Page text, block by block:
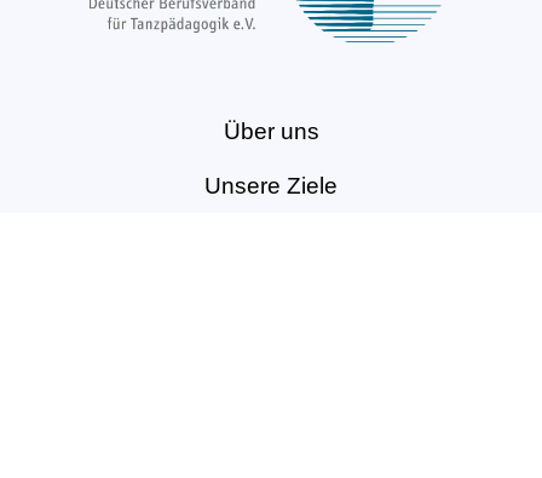
Über uns
Unsere Ziele